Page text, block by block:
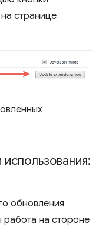
на странице
обновления
работа на стороне